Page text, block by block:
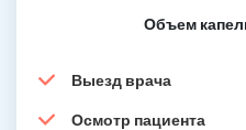
Объем
Выезд врача
Осмотр пациента